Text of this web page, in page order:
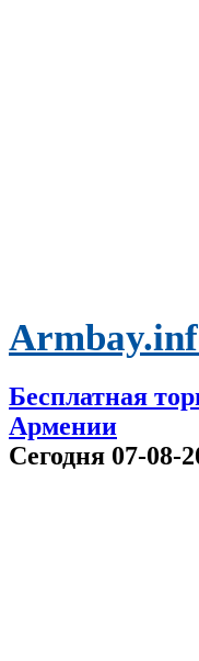
Бесплатная
Армении
Сегодня 07-08-